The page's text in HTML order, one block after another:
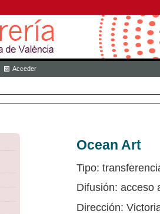
Acceder
Ocean Art
Tipo:
Difusión: acceso
Dirección: